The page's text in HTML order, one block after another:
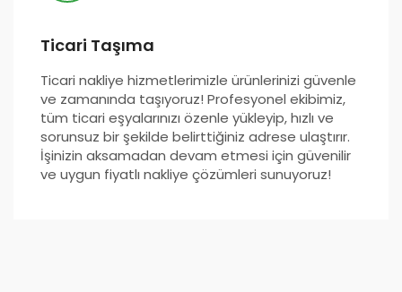
Ticari Taşıma
Ticari nakliye hizmetlerimizle ürünlerinizi güvenle
ve zamanında taşıyoruz! Profesyonel ekibimiz,
tüm ticari eşyalarınızı özenle yükleyip, hızlı ve
sorunsuz bir şekilde belirttiğiniz adrese ulaştırır.
İşinizin aksamadan devam etmesi için güvenilir
ve uygun fiyatlı nakliye çözümleri sunuyoruz!